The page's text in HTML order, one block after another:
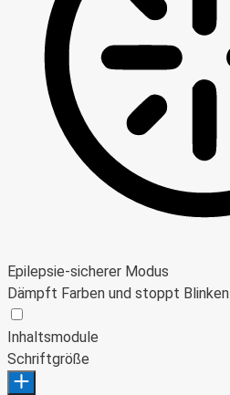
Epilepsie-sicherer Modus
Dämpft Farben und stoppt Blinken
Inhaltsmodule
Schriftgröße